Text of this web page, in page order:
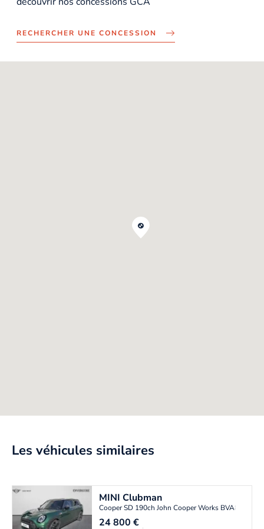
RECHERCHER UNE CONCESSION
Les véhicules similaires
MINIClubman
Cooper SD 190ch John Cooper Works BVA8
24 800€